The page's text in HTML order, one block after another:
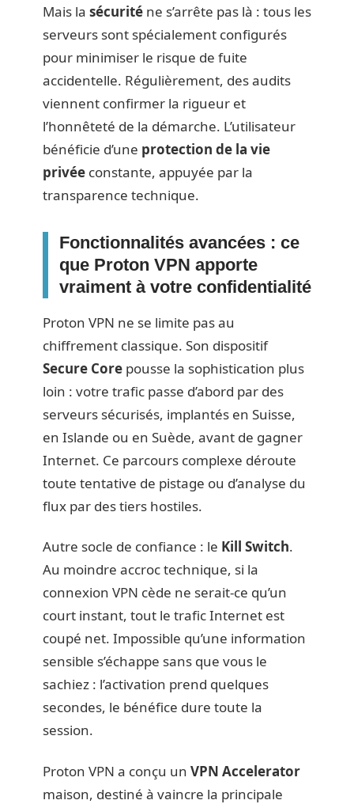
Mais la sécurité ne s’arrête pas là : tous les
serveurs sont spécialement configurés
pour minimiser le risque de fuite
accidentelle. Régulièrement, des audits
viennent confirmer la rigueur et
l’honnêteté de la démarche. L’utilisateur
bénéficie d’une protection de la vie
privée constante, appuyée par la
transparence technique.
Fonctionnalités avancées : ce
que Proton VPN apporte
vraiment à votre confidentialité
Proton VPN ne se limite pas au
chiffrement classique. Son dispositif
Secure Core pousse la sophistication plus
loin : votre trafic passe d’abord par des
serveurs sécurisés, implantés en Suisse,
en Islande ou en Suède, avant de gagner
Internet. Ce parcours complexe déroute
toute tentative de pistage ou d’analyse du
flux par des tiers hostiles.
Autre socle de confiance : le Kill Switch.
Au moindre accroc technique, si la
connexion VPN cède ne serait-ce qu’un
court instant, tout le trafic Internet est
coupé net. Impossible qu’une information
sensible s’échappe sans que vous le
sachiez : l’activation prend quelques
secondes, le bénéfice dure toute la
session.
Proton VPN a conçu un VPN Accelerator
maison, destiné à vaincre la principale